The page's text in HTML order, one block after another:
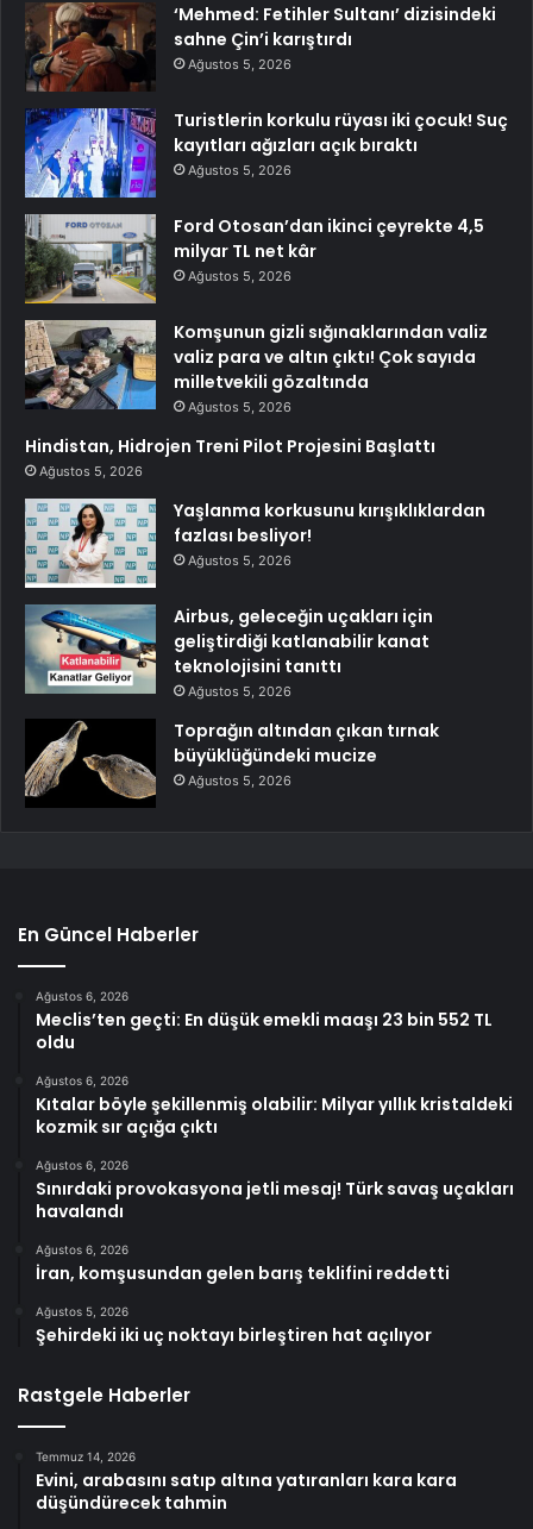
‘Mehmed: Fetihler Sultanı’ dizisindeki
sahne Çin’i karıştırdı
Ağustos 5, 2026
Turistlerin korkulu rüyası iki çocuk! Suç
kayıtları ağızları açık bıraktı
Ağustos 5, 2026
Ford Otosan’dan ikinci çeyrekte 4,5
milyar TL net kâr
Ağustos 5, 2026
Komşunun gizli sığınaklarından valiz
valiz para ve altın çıktı! Çok sayıda
milletvekili gözaltında
Ağustos 5, 2026
Hindistan, Hidrojen Treni Pilot Projesini Başlattı
Ağustos 5, 2026
Yaşlanma korkusunu kırışıklıklardan
fazlası besliyor!
Ağustos 5, 2026
Airbus, geleceğin uçakları için
geliştirdiği katlanabilir kanat
teknolojisini tanıttı
Ağustos 5, 2026
Toprağın altından çıkan tırnak
büyüklüğündeki mucize
Ağustos 5, 2026
En Güncel Haberler
Ağustos 6, 2026
Meclis’ten geçti: En düşük emekli maaşı 23 bin 552 TL
oldu
Ağustos 6, 2026
Kıtalar böyle şekillenmiş olabilir: Milyar yıllık kristaldeki
kozmik sır açığa çıktı
Ağustos 6, 2026
Sınırdaki provokasyona jetli mesaj! Türk savaş uçakları
havalandı
Ağustos 6, 2026
İran, komşusundan gelen barış teklifini reddetti
Ağustos 5, 2026
Şehirdeki iki uç noktayı birleştiren hat açılıyor
Rastgele Haberler
Temmuz 14, 2026
Evini, arabasını satıp altına yatıranları kara kara
düşündürecek tahmin